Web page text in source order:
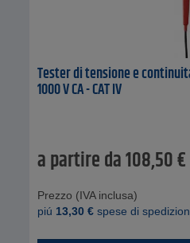
Tester di tensione e continuità
1000 V CA - CAT IV
a partire da108,50€
Prezzo (IVA inclusa)
piú 13,30 € spese di